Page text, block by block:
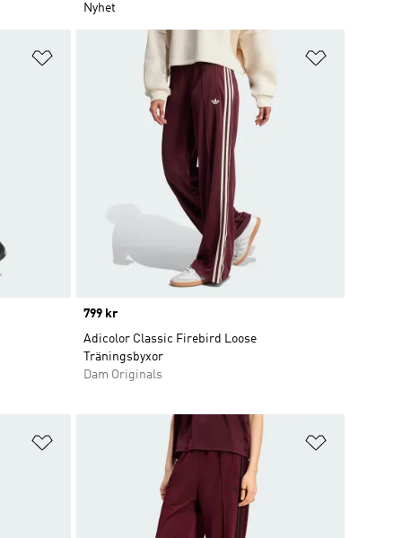
Nyhet
Lägg till på önskelistan
Price
799 kr
Adicolor Classic Firebird Loose
Träningsbyxor
Dam Originals
Lägg till på önskelistan